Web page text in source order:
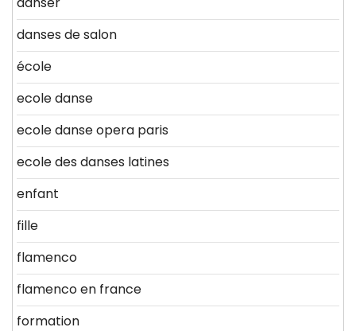
danses de salon
école
ecole danse
ecole danse opera paris
ecole des danses latines
enfant
fille
flamenco
flamenco en france
formation